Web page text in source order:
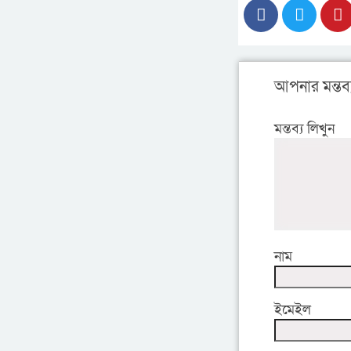
আপনার
মন্তব্য লিখুন
নাম
ইমেইল